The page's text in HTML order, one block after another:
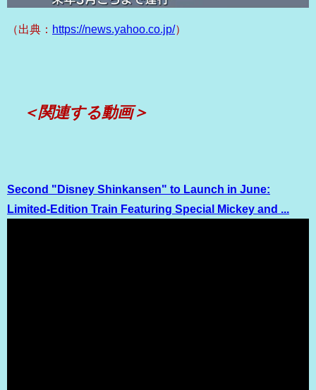
（出典： https://news.yahoo.co.jp/）
＜関連する動画＞
Second "Disney Shinkansen" to Launch in June:
Limited-Edition Train Featuring Special Mickey and ...